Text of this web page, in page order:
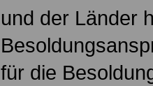
und der Länder
für die